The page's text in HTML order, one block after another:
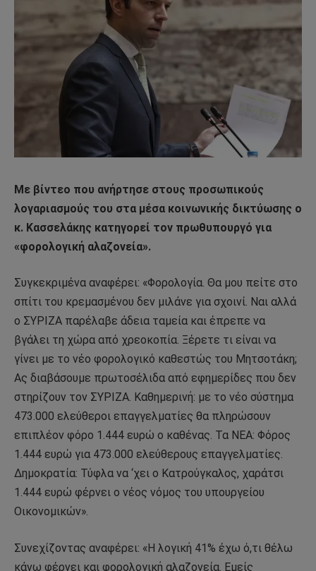
Με βίντεο που ανήρτησε στους προσωπικούς
λογαριασμούς του στα μέσα κοινωνικής δικτύωσης ο
κ. Κασσελάκης κατηγορεί τον πρωθυπουργό για
«φορολογική αλαζονεία».
Συγκεκριμένα αναφέρει: «Φορολογία. Θα μου πείτε στο
σπίτι του κρεμασμένου δεν μιλάνε για σχοινί. Ναι αλλά
ο ΣΥΡΙΖΑ παρέλαβε άδεια ταμεία και έπρεπε να
βγάλει τη χώρα από χρεοκοπία. Ξέρετε τι είναι να
γίνει με το νέο φορολογικό καθεστώς του Μητσοτάκη;
Ας διαβάσουμε πρωτοσέλιδα από εφημερίδες που δεν
στηρίζουν τον ΣΥΡΙΖΑ. Καθημερινή: με το νέο σύστημα
473.000 ελεύθεροι επαγγελματίες θα πληρώσουν
επιπλέον φόρο 1.444 ευρώ ο καθένας. Τα ΝΕΑ: Φόρος
1.444 ευρώ για 473.000 ελεύθερους επαγγελματίες.
Δημοκρατία: Τύφλα να ‘χει ο Κατρούγκαλος, χαράτσι
1.444 ευρώ φέρνει ο νέος νόμος του υπουργείου
Οικονομικών».
Συνεχίζοντας αναφέρει: «Η λογική 41% έχω ό,τι θέλω
κάνω φέρνει και φορολογική αλαζονεία. Εμείς